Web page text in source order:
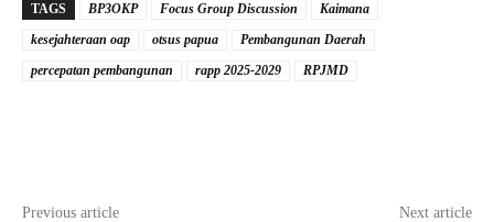
TAGS BP3OKP Focus Group Discussion
Kaimana
kesejahteraan oap
otsus papua
Pembangunan Daerah
percepatan pembangunan
rapp 2025-2029 RPJMD
Previous article Next article